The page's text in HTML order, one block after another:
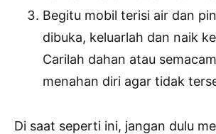
Begitu mobil terisi air dan
dibuka, keluarlah dan naik
Carilah dahan atau
menahan diri agar tidak
Di saat seperti ini, jangan dulu